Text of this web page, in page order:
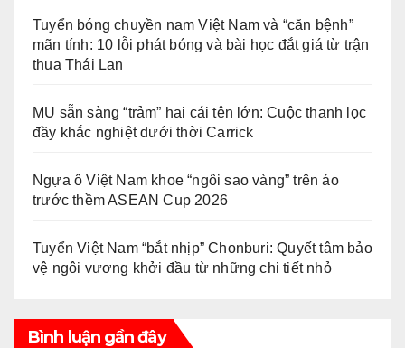
Tuyển bóng chuyền nam Việt Nam và “căn bệnh”
mãn tính: 10 lỗi phát bóng và bài học đắt giá từ trận
thua Thái Lan
MU sẵn sàng “trảm” hai cái tên lớn: Cuộc thanh lọc
đầy khắc nghiệt dưới thời Carrick
Ngựa ô Việt Nam khoe “ngôi sao vàng” trên áo
trước thềm ASEAN Cup 2026
Tuyển Việt Nam “bắt nhịp” Chonburi: Quyết tâm bảo
vệ ngôi vương khởi đầu từ những chi tiết nhỏ
Bình luận gần đây